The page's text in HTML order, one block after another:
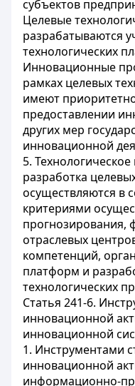
субъектов
Целевые
разрабатываются
технологических
Инновационные
рамках целевых
имеют
предоставлении
других мер
инновационной
5.
разработка
осуществляются в
критериями
прогнозирования,
отраслевых
компетенций,
платформ и
технологических
Статья 241-6.
инновационной
инновационной
1. Инструментами
инновационной
информационно-